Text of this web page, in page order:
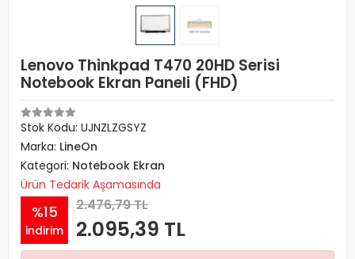
Lenovo Thinkpad T470 20HD Serisi
Notebook Ekran Paneli (FHD)
Stok Kodu: UJNZLZGSYZ
Marka: LineOn
Kategori: Notebook Ekran
Ürün Tedarik Aşamasında
%15
indirim
2.476,79 TL
2.095,39 TL